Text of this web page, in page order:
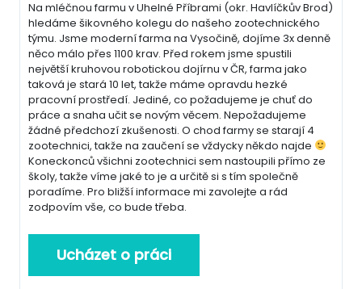
Na mléčnou farmu v Uhelné Příbrami (okr. Havlíčkův Brod)
hledáme šikovného kolegu do našeho zootechnického
týmu. Jsme moderní farma na Vysočině, dojíme 3x denně
něco málo přes 1100 krav. Před rokem jsme spustili
největší kruhovou robotickou dojírnu v ČR, farma jako
taková je stará 10 let, takže máme opravdu hezké
pracovní prostředí. Jediné, co požadujeme je chuť do
práce a snaha učit se novým věcem. Nepožadujeme
žádné předchozí zkušenosti. O chod farmy se starají 4
zootechnici, takže na zaučení se vždycky někdo najde
Koneckonců všichni zootechnici sem nastoupili přímo ze
školy, takže víme jaké to je a určitě si s tím společně
poradíme. Pro bližší informace mi zavolejte a rád
zodpovím vše, co bude třeba.